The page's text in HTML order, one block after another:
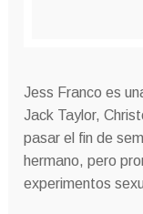
Jess Franco es
Jack Taylor,
pasar el fin de
hermano, pero
experimentos